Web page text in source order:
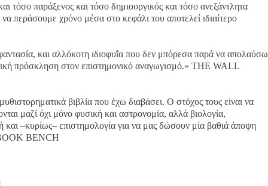
τόσο παράξενος και τόσο δημιουργικός και τόσο ανεξάντλητα
περάσουμε χρόνο μέσα στο κεφάλι του αποτελεί ιδιαίτερο
και αλλόκοτη ιδιοφυΐα που δεν μπόρεσα παρά να απολαύσω
πρόσκληση στον επιστημονικό αναγωγισμό.» THE WALL
βιβλία που έχω διαβάσει. Ο στόχος τους είναι να
μαζί όχι μόνο φυσική και αστρονομία, αλλά βιολογία,
–κυρίως– επιστημολογία για να μας δώσουν μία βαθιά άποψη
BENCH